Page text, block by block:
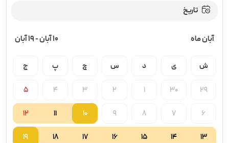
تاریخ
آبان ماه 10 آبان -19 آبان
ش ی د س چ پ ج
29
30
1
2
3
4
5
6
7
8
9
10
11
12
13
14
15
16
17
18
19